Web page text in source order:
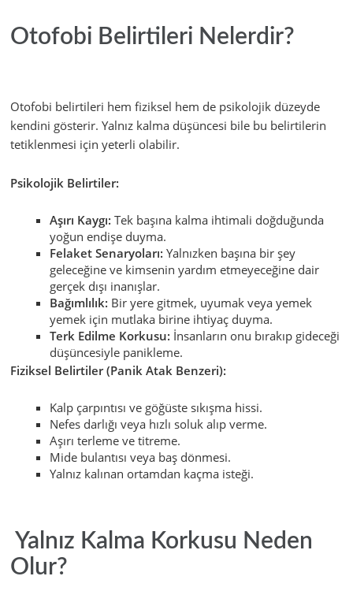
Otofobi Belirtileri Nelerdir?
Otofobi belirtileri hem fiziksel hem de psikolojik düzeyde
kendini gösterir. Yalnız kalma düşüncesi bile bu belirtilerin
tetiklenmesi için yeterli olabilir.
Psikolojik Belirtiler:
Aşırı Kaygı: Tek başına kalma ihtimali doğduğunda
yoğun endişe duyma.
Felaket Senaryoları: Yalnızken başına bir şey
geleceğine ve kimsenin yardım etmeyeceğine dair
gerçek dışı inanışlar.
Bağımlılık: Bir yere gitmek, uyumak veya yemek
yemek için mutlaka birine ihtiyaç duyma.
Terk Edilme Korkusu: İnsanların onu bırakıp gideceği
düşüncesiyle panikleme.
Fiziksel Belirtiler (Panik Atak Benzeri):
Kalp çarpıntısı ve göğüste sıkışma hissi.
Nefes darlığı veya hızlı soluk alıp verme.
Aşırı terleme ve titreme.
Mide bulantısı veya baş dönmesi.
Yalnız kalınan ortamdan kaçma isteği.
Yalnız Kalma Korkusu Neden
Olur?